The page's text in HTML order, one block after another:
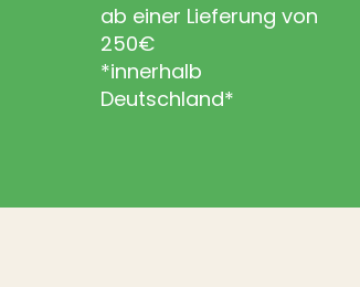
ab einer Lieferung von
250€
*innerhalb
Deutschland*